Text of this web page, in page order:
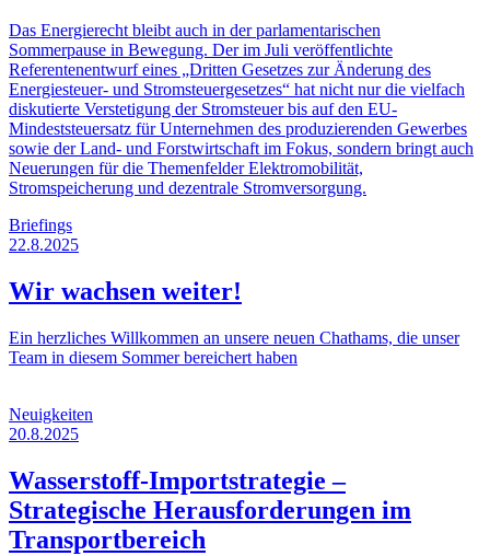
Das Energierecht bleibt auch in der parlamentarischen
Sommerpause in Bewegung. Der im Juli veröffentlichte
Referentenentwurf eines „Dritten Gesetzes zur Änderung des
Energiesteuer- und Stromsteuergesetzes“ hat nicht nur die vielfach
diskutierte Verstetigung der Stromsteuer bis auf den EU-
Mindeststeuersatz für Unternehmen des produzierenden Gewerbes
sowie der Land- und Forstwirtschaft im Fokus, sondern bringt auch
Neuerungen für die Themenfelder Elektromobilität,
Stromspeicherung und dezentrale Stromversorgung.
Briefings
22.8.2025
Wir wachsen weiter!
Ein herzliches Willkommen an unsere neuen Chathams, die unser
Team in diesem Sommer bereichert haben
Neuigkeiten
20.8.2025
Wasserstoff-Importstrategie –
Strategische Herausforderungen im
Transportbereich